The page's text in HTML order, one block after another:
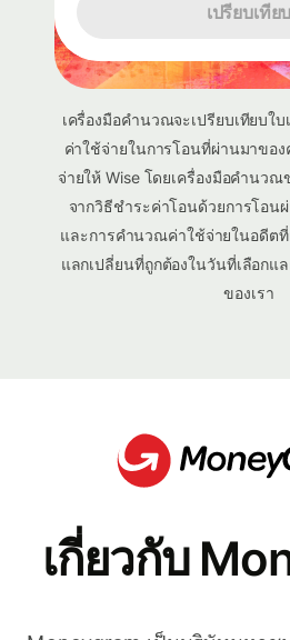
เปรียบเทียบ
เครื่องมือคำนวณจะเปรียบเทียบใ
ค่าใช้จ่ายในการโอนที่ผ่านมาขอ
จ่ายให้ Wise โดยเครื่องมือคำนว
จากวิธีชำระค่าโอนด้วยการโอน
และการคำนวณค่าใช้จ่ายในอดีตที่
แลกเปลี่ยนที่ถูกต้องในวันที่เลือกแ
ของเรา
เกี่ยวกับ